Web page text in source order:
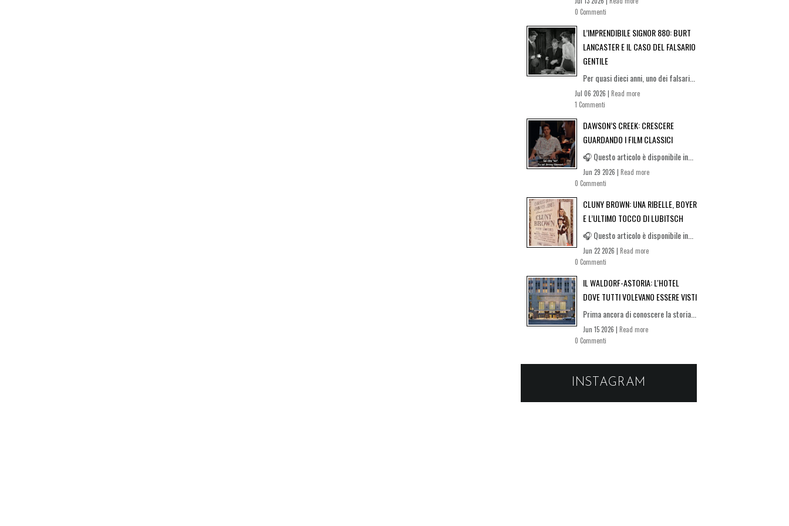
0 Commenti
L’IMPRENDIBILE SIGNOR 880: BURT
LANCASTER E IL CASO DEL FALSARIO
GENTILE
Per quasi dieci anni, uno dei falsari...
Jul 06 2026 | Read more
1 Commenti
DAWSON’S CREEK: CRESCERE
GUARDANDO I FILM CLASSICI
🎧 Questo articolo è disponibile in...
Jun 29 2026 | Read more
0 Commenti
CLUNY BROWN: UNA RIBELLE, BOYER
E L’ULTIMO TOCCO DI LUBITSCH
🎧 Questo articolo è disponibile in...
Jun 22 2026 | Read more
0 Commenti
IL WALDORF-ASTORIA: L'HOTEL
DOVE TUTTI VOLEVANO ESSERE VISTI
Prima ancora di conoscere la storia...
Jun 15 2026 | Read more
0 Commenti
INSTAGRAM